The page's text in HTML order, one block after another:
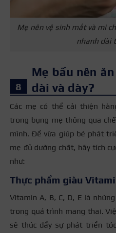
Mẹ nên vệ sinh mắt và mi
nhanh dài
Mẹ bầu nên
dài và dày?
Các mẹ có thể cải thiện
trong bụng mẹ thông qua
mình. Để vừa giúp bé phát
mẹ đủ dưỡng chất, hãy tích
như:
Thực phẩm giàu
Vitamin A, B, C, D, E là
trong quá trình mang thai.
sẽ thúc đẩy sự phát triển